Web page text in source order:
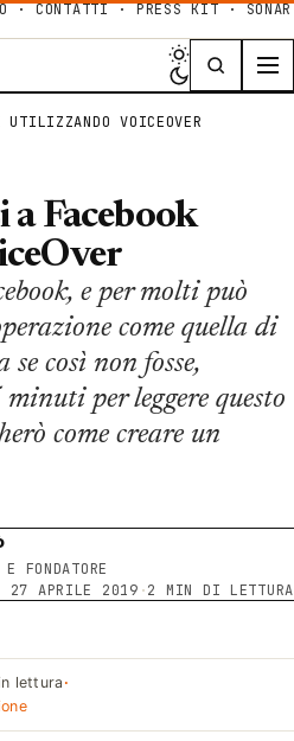
·CONTATTI ·PRESS KIT ·SONAR
VOICEOVER
a Facebook
e per molti può
come quella di
così non fosse,
per leggere questo
come creare un
FONDATORE
27 APRILE 2019 ·2 MIN DI LETTURA
lettura ·